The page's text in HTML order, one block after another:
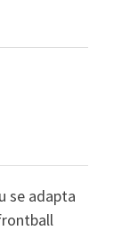
se adapta